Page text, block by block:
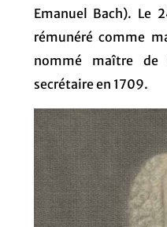
Emanuel Bach). Le
rémunéré comme
nommé maître
secrétaire en 1709.